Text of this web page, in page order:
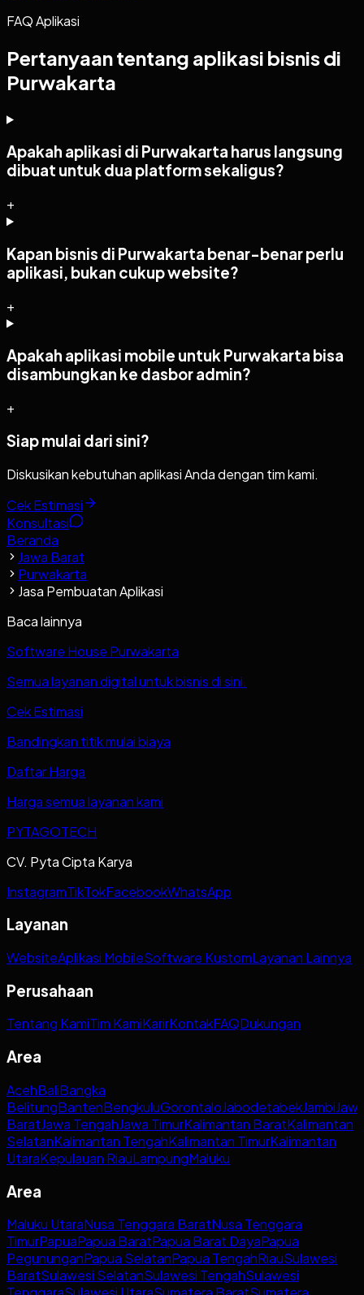
FAQ Aplikasi
Pertanyaan tentang aplikasi bisnis di
Purwakarta
Apakah aplikasi di Purwakarta harus langsung
dibuat untuk dua platform sekaligus?
+
Kapan bisnis di Purwakarta benar-benar perlu
aplikasi, bukan cukup website?
+
Apakah aplikasi mobile untuk Purwakarta bisa
disambungkan ke dasbor admin?
+
Siap mulai dari sini?
Diskusikan kebutuhan aplikasi Anda dengan tim kami.
Cek Estimasi
Konsultasi
Beranda
Jawa Barat
Purwakarta
Jasa Pembuatan Aplikasi
Baca lainnya
Software House Purwakarta
Semua layanan digital untuk bisnis di sini.
Cek Estimasi
Bandingkan titik mulai biaya
Daftar Harga
Harga semua layanan kami
PYTAGOTECH
CV. Pyta Cipta Karya
InstagramTikTokFacebookWhatsApp
Layanan
WebsiteAplikasi MobileSoftware KustomLayanan Lainnya
Perusahaan
Tentang KamiTim KamiKarirKontakFAQDukungan
Area
AcehBaliBangka
BelitungBantenBengkuluGorontaloJabodetabekJambi
BaratJawa TengahJawa TimurKalimantan BaratKalimantan
SelatanKalimantan TengahKalimantan TimurKalimantan
UtaraKepulauan RiauLampungMaluku
Area
Maluku UtaraNusa Tenggara BaratNusa Tenggara
TimurPapuaPapua BaratPapua Barat DayaPapua
PegununganPapua SelatanPapua TengahRiauSulawesi
BaratSulawesi SelatanSulawesi TengahSulawesi